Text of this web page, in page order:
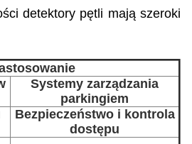
detektory pętli mają szeroki
Systemy zarządzania
parkingiem
Bezpieczeństwo i kontrola
dostępu